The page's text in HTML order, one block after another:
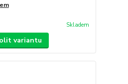
Skladem
variantu